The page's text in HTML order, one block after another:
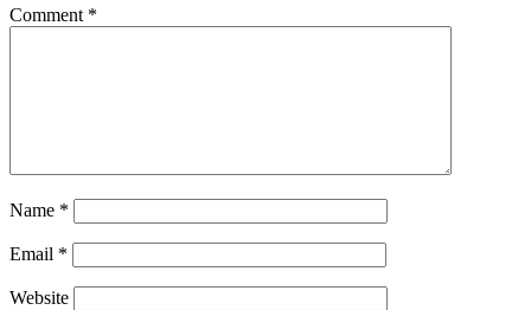
Comment *
Name *
Email *
Website